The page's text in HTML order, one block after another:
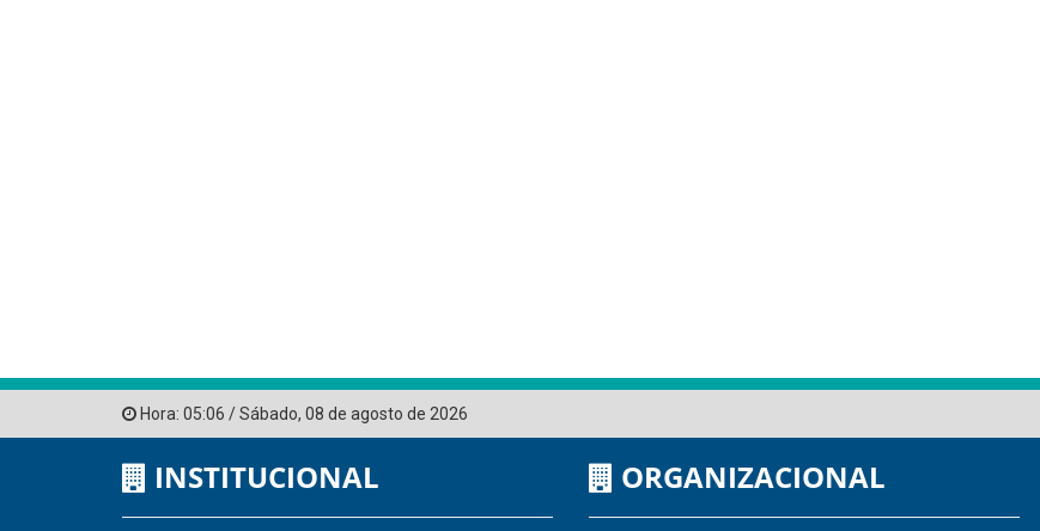
Hora: 05:06 /Sábado, 08 de agosto de 2026
INSTITUCIONAL ORGANIZACIONAL